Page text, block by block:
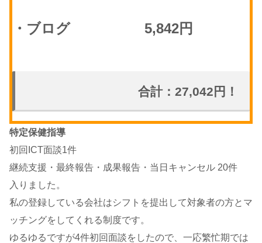
・ブログ 5,842円
合計：27,042円！
特定保健指導
初回ICT面談1件
継続支援・最終報告・成果報告・当日キャンセル 20件
入りました。
私の登録している会社はシフトを提出して対象者の方とマ
ッチングをしてくれる制度です。
ゆるゆるですが4件初回面談をしたので、一応繁忙期では